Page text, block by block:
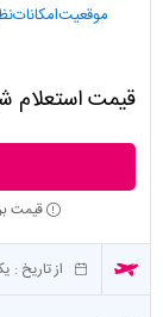
موقعیتامکانات
قیمت استعلام
قیمت
از تاریخ :